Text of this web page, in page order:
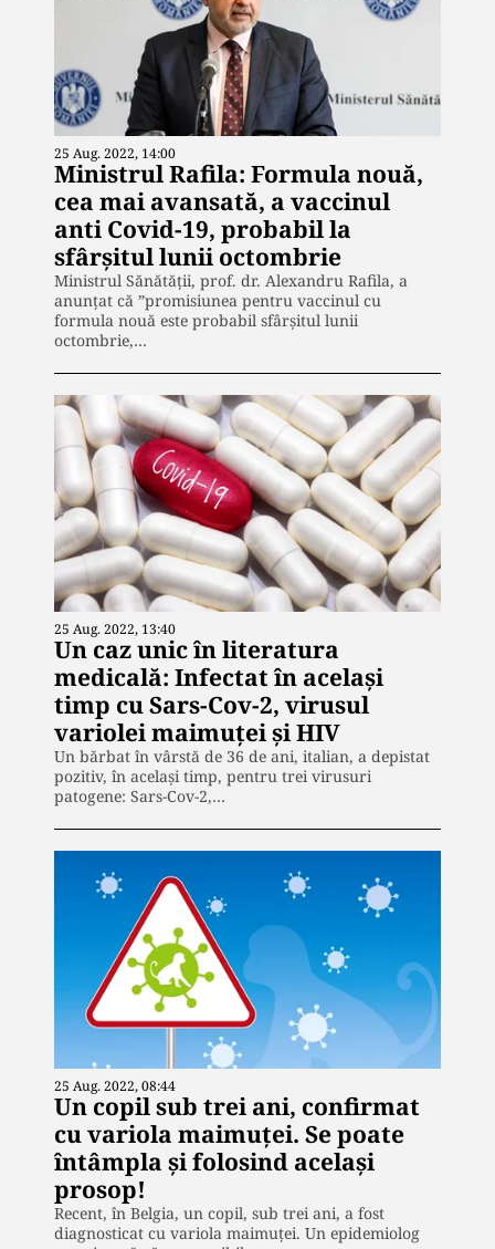
25 Aug. 2022, 14:00
Ministrul Rafila: Formula nouă,
cea mai avansată, a vaccinul
anti Covid-19, probabil la
sfârșitul lunii octombrie
Ministrul Sănătății, prof. dr. Alexandru Rafila, a
anunțat că ”promisiunea pentru vaccinul cu
formula nouă este probabil sfârşitul lunii
octombrie,…
25 Aug. 2022, 13:40
Un caz unic în literatura
medicală: Infectat în același
timp cu Sars-Cov-2, virusul
variolei maimuței și HIV
Un bărbat în vârstă de 36 de ani, italian, a depistat
pozitiv, în același timp, pentru trei virusuri
patogene: Sars-Cov-2,…
25 Aug. 2022, 08:44
Un copil sub trei ani, confirmat
cu variola maimuței. Se poate
întâmpla și folosind același
prosop!
Recent, în Belgia, un copil, sub trei ani, a fost
diagnosticat cu variola maimuței. Un epidemiolog